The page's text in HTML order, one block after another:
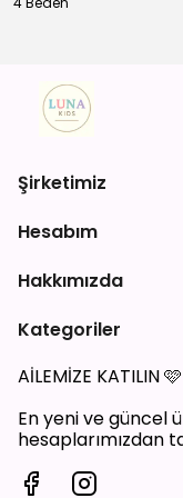
Şirketimiz
Hesabım
Hakkımızda
Kategoriler
AİLEMİZE KATILIN🩷
En yeni ve güncel
hesaplarımızdan